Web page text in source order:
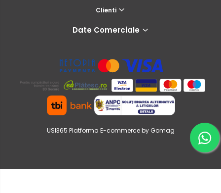
Clienti
Date Comerciale
USI365 Platforma E-commerce by Gomag